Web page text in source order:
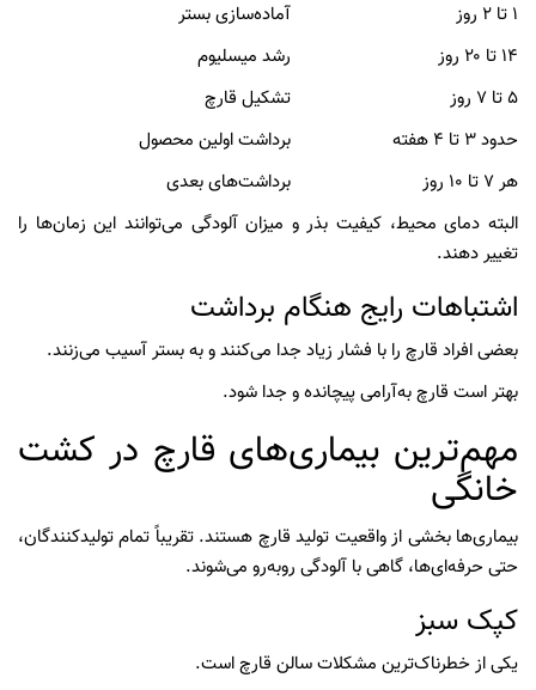
آماده‌سازی بستر
۱ تا ۲ روز
رشد میسلیوم
۱۴ تا ۲۰ روز
تشکیل قارچ
۵ تا ۷ روز
برداشت اولین محصول
حدود ۳ تا ۴ هفته
برداشت‌های بعدی
هر ۷ تا ۱۰ روز
البته دمای محیط، کیفیت بذر و میزان آلودگی می‌توانند این زمان‌ها را
تغییر دهند.
اشتباهات رایج هنگام برداشت
بعضی افراد قارچ را با فشار زیاد جدا می‌کنند و به بستر آسیب می‌زنند.
بهتر است قارچ به‌آرامی پیچانده و جدا شود.
مهم‌ترین بیماری‌های قارچ در کشت
خانگی
بیماری‌ها بخشی از واقعیت تولید قارچ هستند. تقریباً تمام تولیدکنندگان،
حتی حرفه‌ای‌ها، گاهی با آلودگی روبه‌رو می‌شوند.
کپک سبز
یکی از خطرناک‌ترین مشکلات سالن قارچ است.